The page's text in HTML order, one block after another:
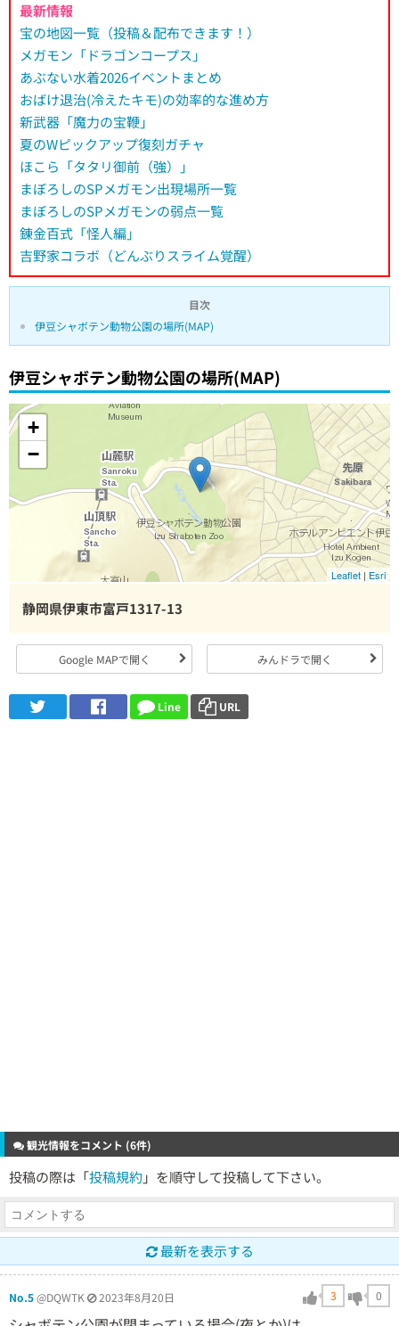
最新情報
宝の地図一覧（投稿＆配布できます！）
メガモン「ドラゴンコープス」
あぶない水着2026イベントまとめ
おばけ退治(冷えたキモ)の効率的な進め方
新武器「魔力の宝鞭」
夏のWピックアップ復刻ガチャ
ほこら「タタリ御前（強）」
まぼろしのSPメガモン出現場所一覧
まぼろしのSPメガモンの弱点一覧
錬金百式「怪人編」
吉野家コラボ（どんぶりスライム覚醒）
目次
伊豆シャボテン動物公園の場所(MAP)
伊豆シャボテン動物公園の場所(MAP)
+
−
Leaflet | Esri
静岡県伊東市富戸1317-13
Google MAPで開く みんドラで開く
Line URL
観光情報をコメント (6件)
投稿の際は「投稿規約 」を順守して投稿して下さい。
最新を表示する
No.5@DQWTK 2023年8月20日 3 0